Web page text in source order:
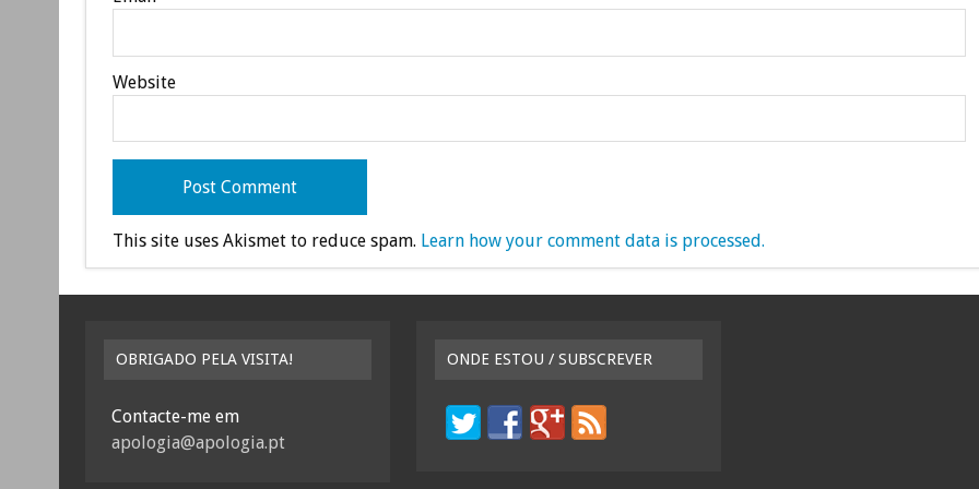
Website
This site uses Akismet to reduce spam. Learn how your comment data is processed.
OBRIGADO PELA VISITA!
Contacte-me em
apologia@apologia.pt
ONDE ESTOU / SUBSCREVER